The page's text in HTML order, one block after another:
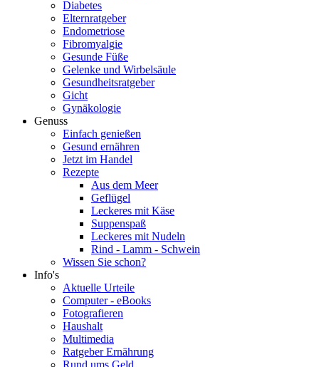
Diabetes
Elternratgeber
Endometriose
Fibromyalgie
Gesunde Füße
Gelenke und Wirbelsäule
Gesundheitsratgeber
Gicht
Gynäkologie
Genuss
Einfach genießen
Gesund ernähren
Jetzt im Handel
Rezepte
Aus dem Meer
Geflügel
Leckeres mit Käse
Suppenspaß
Leckeres mit Nudeln
Rind - Lamm - Schwein
Wissen Sie schon?
Info's
Aktuelle Urteile
Computer - eBooks
Fotografieren
Haushalt
Multimedia
Ratgeber Ernährung
Rund ums Geld